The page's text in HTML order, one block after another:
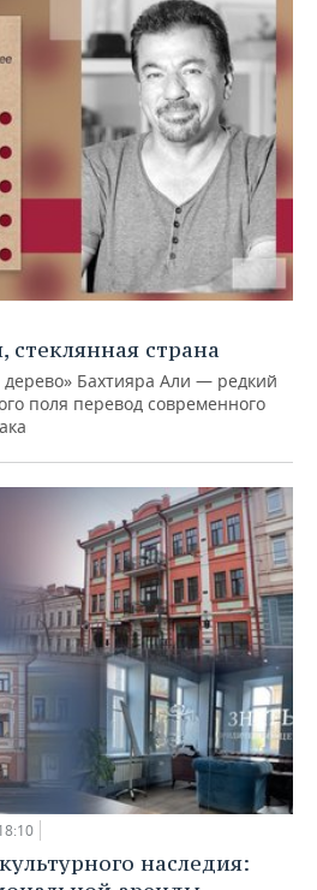
стеклянная страна
дерево» Бахтияра Али — редкий
поля перевод современного
наследия: